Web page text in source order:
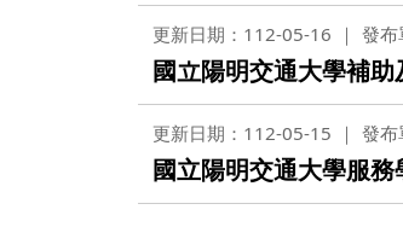
更新日期：112-05-16 發布
國立陽明交通大學補
更新日期：112-05-15 發布
國立陽明交通大學服